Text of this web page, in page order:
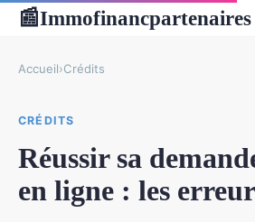
📰Immofinancpartenaires
Accueil›Crédits
CRÉDITS
Réussir sa
en ligne : les